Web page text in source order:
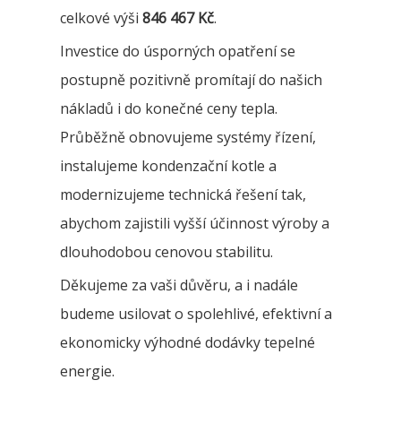
celkové výši846 467 Kč.
Investice do úsporných opatření se
postupně pozitivně promítají do našich
nákladů i do konečné ceny tepla.
Průběžně obnovujeme systémy řízení,
instalujeme kondenzační kotle a
modernizujeme technická řešení tak,
abychom zajistili vyšší účinnost výroby a
dlouhodobou cenovou stabilitu.
Děkujeme za vaši důvěru, a i nadále
budeme usilovat o spolehlivé, efektivní a
ekonomicky výhodné dodávky tepelné
energie.